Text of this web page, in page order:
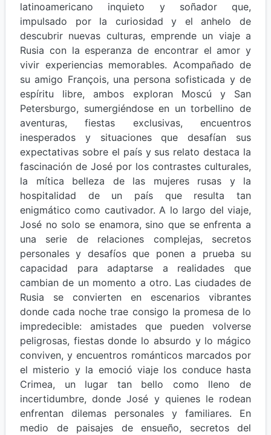
latinoamericano inquieto y soñador que,
impulsado por la curiosidad y el anhelo de
descubrir nuevas culturas, emprende un viaje a
Rusia con la esperanza de encontrar el amor y
vivir experiencias memorables. Acompañado de
su amigo François, una persona sofisticada y de
espíritu libre, ambos exploran Moscú y San
Petersburgo, sumergiéndose en un torbellino de
aventuras, fiestas exclusivas, encuentros
inesperados y situaciones que desafían sus
expectativas sobre el país y sus relato destaca la
fascinación de José por los contrastes culturales,
la mítica belleza de las mujeres rusas y la
hospitalidad de un país que resulta tan
enigmático como cautivador. A lo largo del viaje,
José no solo se enamora, sino que se enfrenta a
una serie de relaciones complejas, secretos
personales y desafíos que ponen a prueba su
capacidad para adaptarse a realidades que
cambian de un momento a otro. Las ciudades de
Rusia se convierten en escenarios vibrantes
donde cada noche trae consigo la promesa de lo
impredecible: amistades que pueden volverse
peligrosas, fiestas donde lo absurdo y lo mágico
conviven, y encuentros románticos marcados por
el misterio y la emoció viaje los conduce hasta
Crimea, un lugar tan bello como lleno de
incertidumbre, donde José y quienes le rodean
enfrentan dilemas personales y familiares. En
medio de paisajes de ensueño, secretos del